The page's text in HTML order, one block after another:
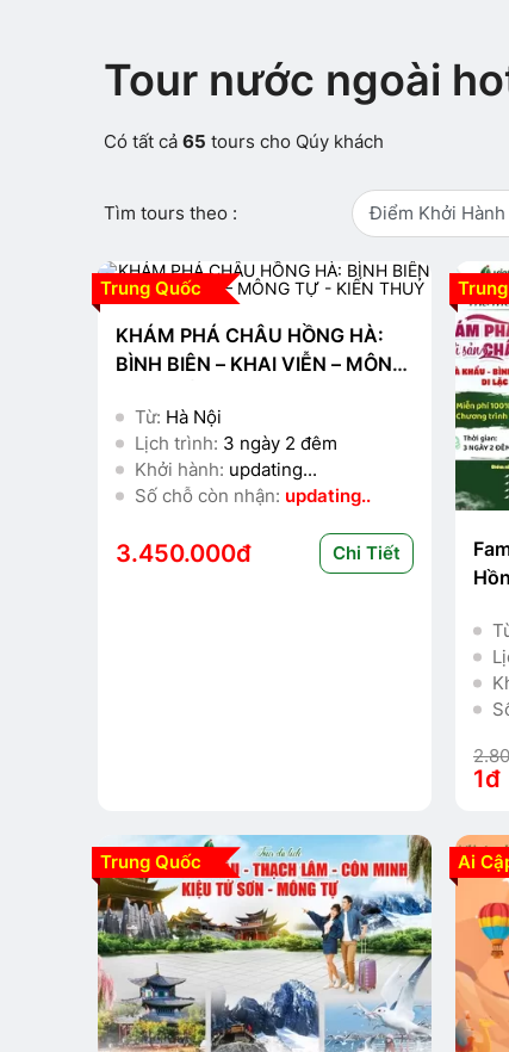
Tour nước ngoài
Có tất cả 65 tours cho Qúy khách
Tìm tours theo : Điểm Khởi Hành
Trung Quốc
KHÁM PHÁ CHÂU HỒNG HÀ:
BÌNH BIÊN – KHAI VIỄN – MÔNG
Từ: Hà Nội
Lịch trình: 3 ngày 2 đêm
Khởi hành: updating...
Số chỗ còn nhận: updating..
3.450.000đ Chi Tiết
1đ
Trung Quốc Ai